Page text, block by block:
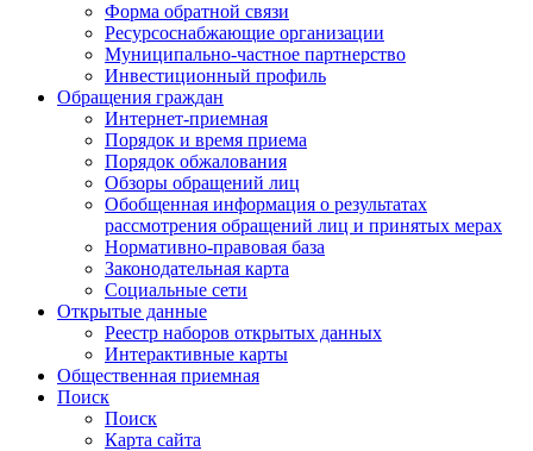
Форма обратной связи
Ресурсоснабжающие организации
Муниципально-частное партнерство
Инвестиционный профиль
Обращения граждан
Интернет-приемная
Порядок и время приема
Порядок обжалования
Обзоры обращений лиц
Обобщенная информация о результатах
рассмотрения обращений лиц и принятых мерах
Нормативно-правовая база
Законодательная карта
Социальные сети
Открытые данные
Реестр наборов открытых данных
Интерактивные карты
Общественная приемная
Поиск
Поиск
Карта сайта